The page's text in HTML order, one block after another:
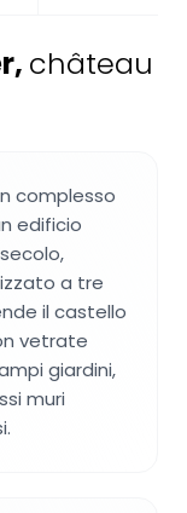
, château
complesso
edificio
a tre
il castello
vetrate
giardini,
muri